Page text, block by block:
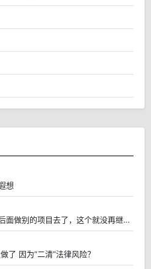
想
嗯，二清是个风险，后面做别的项目去了，这个就没再继续弄。
了 因为“二清”法律风险？